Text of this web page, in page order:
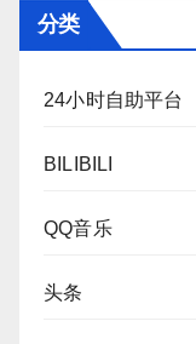
分类
24小时自助平台
BILIBILI
QQ音乐
头条